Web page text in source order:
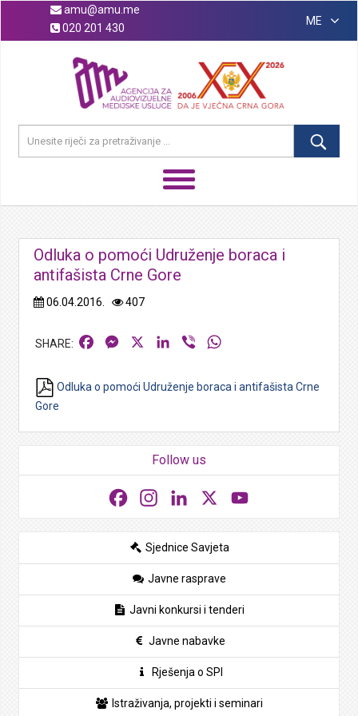
amu@amu.me
020 201 430
ME
Odluka o pomoći Udruženje boraca i
antifašista Crne Gore
06.04.2016. 407
FacebookMessengerLinkedIn
Viber
Odluka o pomoći Udruženje boraca i antifašista Crne
Gore
Follow us
FacebookInstagramLinkedIn
Sjednice Savjeta
Javne rasprave
Javni konkursi i tenderi
Javne nabavke
Rješenja o SPI
Istraživanja, projekti i seminari